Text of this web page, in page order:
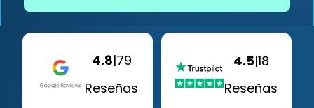
4.8|79
Reseñas
4.5|18
Reseñas